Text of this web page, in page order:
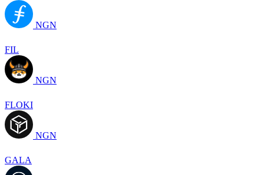
NGN
FIL
NGN
FLOKI
NGN
GALA